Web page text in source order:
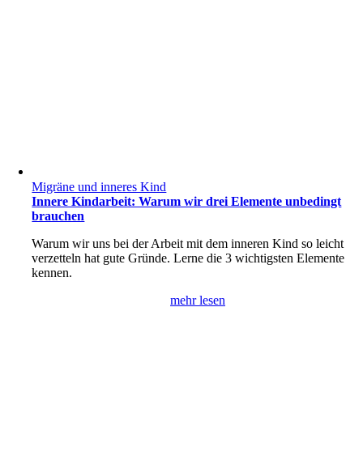
Migräne und inneres Kind
Innere Kindarbeit: Warum wir drei Elemente unbedingt
brauchen
Warum wir uns bei der Arbeit mit dem inneren Kind so leicht
verzetteln hat gute Gründe. Lerne die 3 wichtigsten Elemente
kennen.
mehr lesen